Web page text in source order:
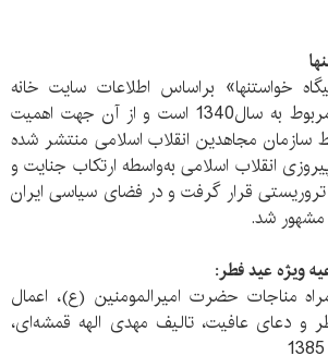
خواستنها» براساس اطلاعات سایت خانه
کتاب و ادبیات ایران مربوط به سال1340 است و از آن جهت اهمیت
سازمان مجاهدین انقلاب اسلامی منتشر شده
انقلاب اسلامی به‌‌واسطه ارتکاب جنایت و
قرار گرفت و در فضای سیاسی ایران
شد.
ویژه عید فطر:
مناجات حضرت امیرالمومنین (ع)، اعمال
و دعای عافیت، تالیف مهدی الهه قمشه‌ای،